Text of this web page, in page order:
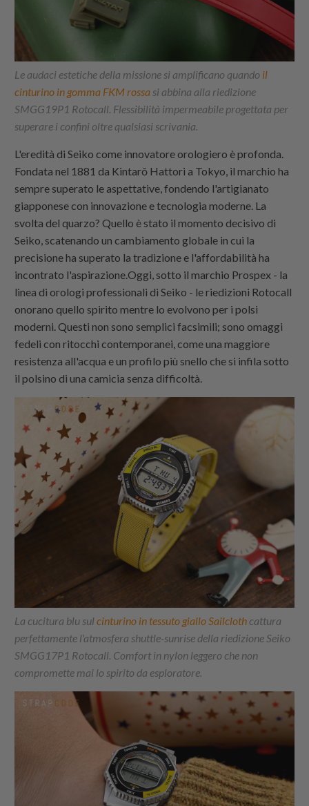
Le audaci estetiche della missione si amplificano quando il
cinturino in gomma FKM rossa si abbina alla riedizione
SMGG19P1 Rotocall. Flessibilità impermeabile progettata per
superare i confini oltre qualsiasi scrivania.
L'eredità di Seiko come innovatore orologiero è profonda.
Fondata nel 1881 da Kintarō Hattori a Tokyo, il marchio ha
sempre superato le aspettative, fondendo l'artigianato
giapponese con innovazione e tecnologia moderne. La
svolta del quarzo? Quello è stato il momento decisivo di
Seiko, scatenando un cambiamento globale in cui la
precisione ha superato la tradizione e l'affordabilità ha
incontrato l'aspirazione.Oggi, sotto il marchio Prospex - la
linea di orologi professionali di Seiko - le riedizioni Rotocall
onorano quello spirito mentre lo evolvono per i polsi
moderni. Questi non sono semplici facsimili; sono omaggi
fedeli con ritocchi contemporanei, come una maggiore
resistenza all'acqua e un profilo più snello che si infila sotto
il polsino di una camicia senza difficoltà.
La cucitura blu sulcinturino in tessuto giallo Sailcloth cattura
perfettamente l'atmosfera shuttle-sunrise della riedizione Seiko
SMGG17P1 Rotocall. Comfort in nylon leggero che non
compromette mai lo spirito da esploratore.